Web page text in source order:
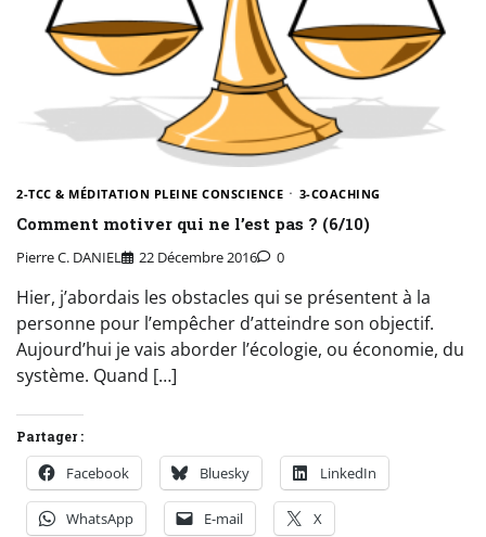
2-TCC & MÉDITATION PLEINE CONSCIENCE 3-COACHING
Comment motiver qui ne l’est pas ? (6/10)
Pierre C. DANIEL 22 Décembre 2016 0
Hier, j’abordais les obstacles qui se présentent à la
personne pour l’empêcher d’atteindre son objectif.
Aujourd’hui je vais aborder l’écologie, ou économie, du
système. Quand […]
Partager :
Facebook Bluesky LinkedIn
WhatsApp E-mail X